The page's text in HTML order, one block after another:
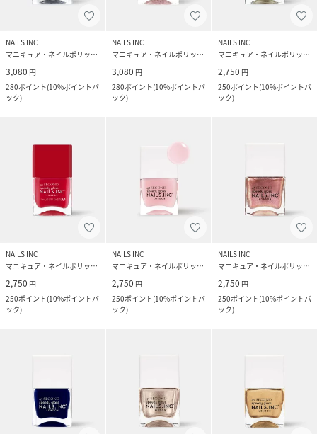
NAILS INC
マニキュア・ネイルポリッシュ
3,080 円
280ポイント(10%ポイントバ
ック)
NAILS INC
マニキュア・ネイルポリッシュ
3,080 円
280ポイント(10%ポイントバ
ック)
NAILS INC
マニキュア・ネイルポリッシュ
2,750 円
250ポイント(10%ポイントバ
ック)
NAILS INC
マニキュア・ネイルポリッシュ
2,750 円
250ポイント(10%ポイントバ
ック)
NAILS INC
マニキュア・ネイルポリッシュ
2,750 円
250ポイント(10%ポイントバ
ック)
NAILS INC
マニキュア・ネイルポリッシュ
2,750 円
250ポイント(10%ポイントバ
ック)